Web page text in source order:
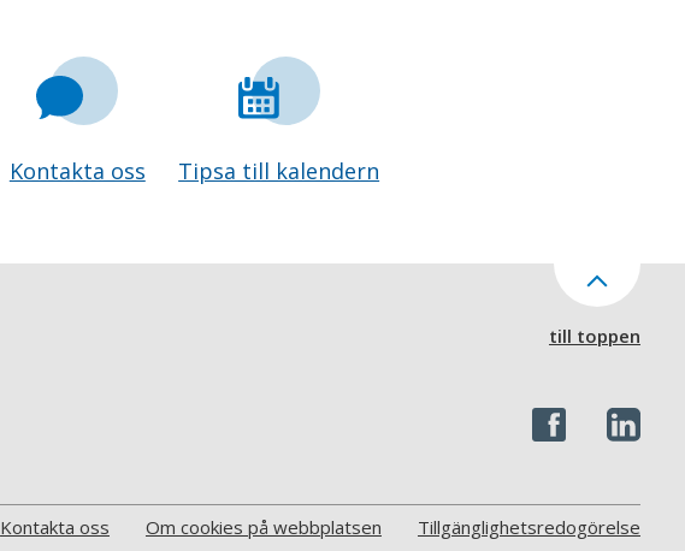
Kontakta oss Tipsa till kalendern
till toppen
Kontakta oss Om cookies på webbplatsen Tillgänglighetsredogörelse